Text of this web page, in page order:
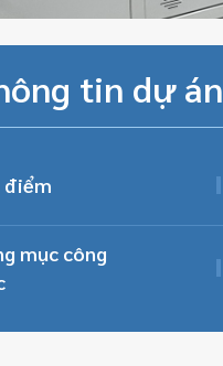
tin dự án
mục công